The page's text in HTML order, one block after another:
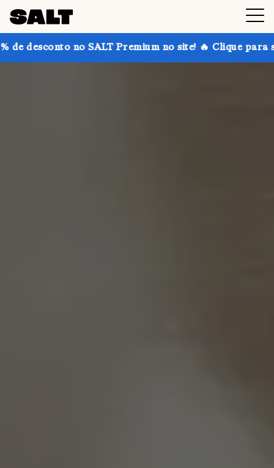
no SALT Premium no site! 🔥 Clique para saber mais